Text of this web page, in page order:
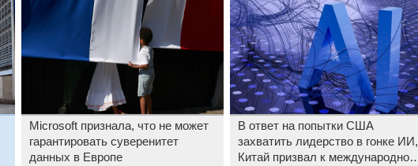
Microsoft признала, что не может
гарантировать суверенитет
данных в Европе
В ответ на попытки США
захватить лидерство в гонке ИИ,
Китай призвал к международной